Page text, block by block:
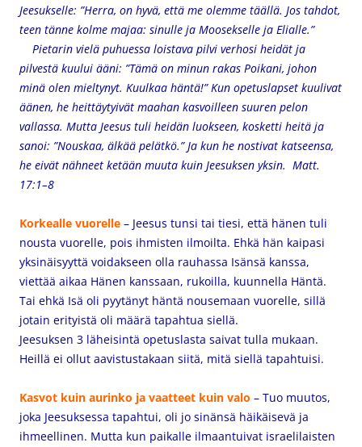
Jeesukselle: ”Herra, on hyvä, että me olemme täällä. Jos tahdot,
teen tänne kolme majaa: sinulle ja Moosekselle ja Elialle.”
Pietarin vielä puhuessa loistava pilvi verhosi heidät ja
pilvestä kuului ääni: ”Tämä on minun rakas Poikani, johon
minä olen mieltynyt. Kuulkaa häntä!” Kun opetuslapset kuulivat
äänen, he heittäytyivät maahan kasvoilleen suuren pelon
vallassa. Mutta Jeesus tuli heidän luokseen, kosketti heitä ja
sanoi: ”Nouskaa, älkää pelätkö.” Ja kun he nostivat katseensa,
he eivät nähneet ketään muuta kuin Jeesuksen yksin. Matt.
17:1–8
Korkealle vuorelle – Jeesus tunsi tai tiesi, että hänen tuli
nousta vuorelle, pois ihmisten ilmoilta. Ehkä hän kaipasi
yksinäisyyttä voidakseen olla rauhassa Isänsä kanssa,
viettää aikaa Hänen kanssaan, rukoilla, kuunnella Häntä.
Tai ehkä Isä oli pyytänyt häntä nousemaan vuorelle, sillä
jotain erityistä oli määrä tapahtua siellä.
Jeesuksen 3 läheisintä opetuslasta saivat tulla mukaan.
Heillä ei ollut aavistustakaan siitä, mitä siellä tapahtuisi.
Kasvot kuin aurinko ja vaatteet kuin valo – Tuo muutos,
joka Jeesuksessa tapahtui, oli jo sinänsä häikäisevä ja
ihmeellinen. Mutta kun paikalle ilmaantuivat israelilaisten